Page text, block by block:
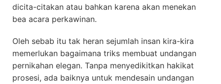
dicita-citakan atau bahkan karena akan menekan
bea acara perkawinan.
Oleh sebab itu tak heran sejumlah insan kira-kira
memerlukan bagaimana triks membuat undangan
pernikahan elegan. Tanpa menyedikitkan hakikat
prosesi, ada baiknya untuk mendesain undangan